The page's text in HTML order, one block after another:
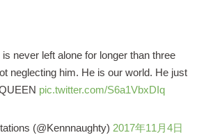
never left alone for longer than three
neglecting him. He is our world. He just
pic.twitter.com/S6a1VbxDIq
(@Kennnaughty) 2017年11月4日